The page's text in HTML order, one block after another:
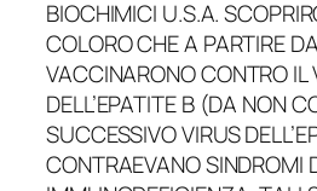
BIOCHIMICI U.S.A.
COLORO CHE A PARTIRE
VACCINARONO CONTRO IL
DELL’EPATITE B (DA NON
SUCCESSIVO VIRUS
CONTRAEVANO SINDROMI